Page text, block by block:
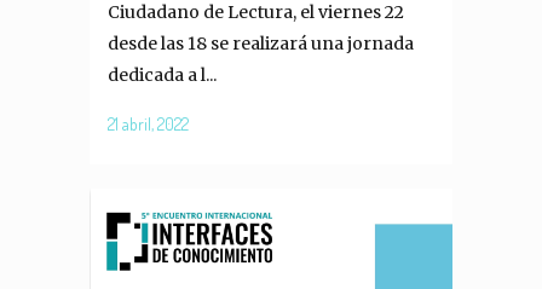
Ciudadano de Lectura, el viernes 22
desde las 18 se realizará una jornada
dedicada a l...
21 abril, 2022